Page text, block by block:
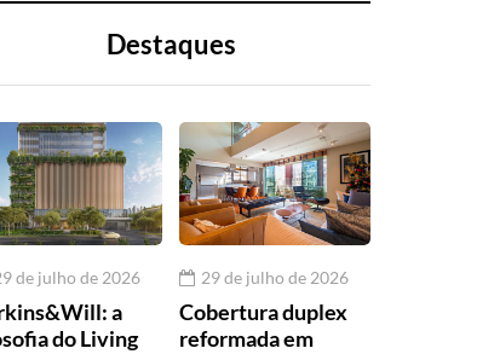
Destaques
de julho de 2026
a
do Living
29 de julho de 2026
Cobertura duplex
reformada em